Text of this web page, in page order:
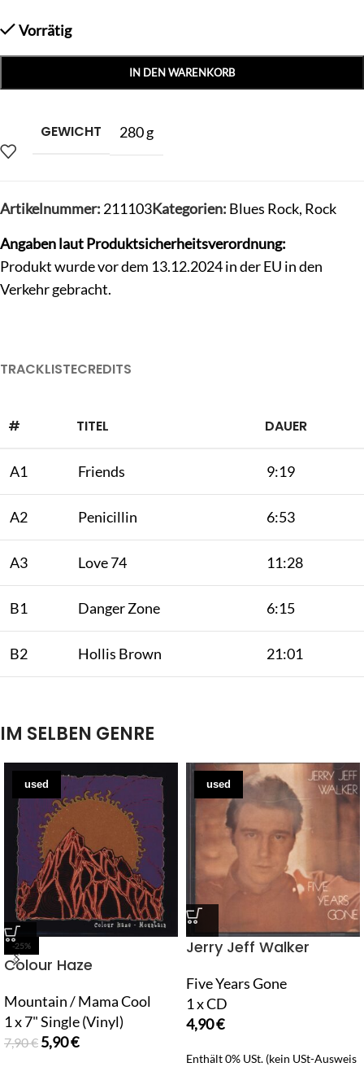
Vorrätig
IN DEN WARENKORB
GEWICHT 280 g
Artikelnummer: 211103Kategorien: Blues Rock, Rock
Angaben laut Produktsicherheitsverordnung:
Produkt wurde vor dem 13.12.2024 in der EU in den
Verkehr gebracht.
TRACKLISTECREDITS
# TITEL DAUER
A1 Friends 9:19
A2 Penicillin 6:53
A3 Love 74 11:28
B1 Danger Zone 6:15
B2 Hollis Brown 21:01
IM SELBEN GENRE
used
-25%
Colour Haze
Mountain / Mama Cool
1 x 7" Single (Vinyl)
7,90€ 5,90€
used
Jerry Jeff Walker
Five Years Gone
1 x CD
4,90€
Enthält 0% USt. (kein USt-Ausweis